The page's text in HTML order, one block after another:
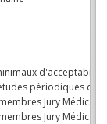
périodiques de
Jury Médical
Jury Médical